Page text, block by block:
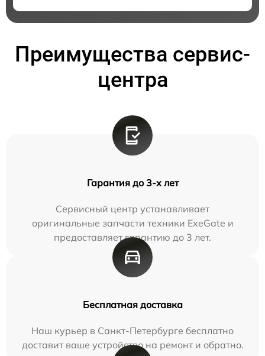
Преимущества сервис-
центра
Гарантия до 3-х лет
Сервисный центр устанавливает
оригинальные запчасти техники ExeGate и
предоставляет гарантию до 3 лет.
Бесплатная доставка
Наш курьер в Санкт-Петербурге бесплатно
доставит ваше устройство на ремонт и обратно.